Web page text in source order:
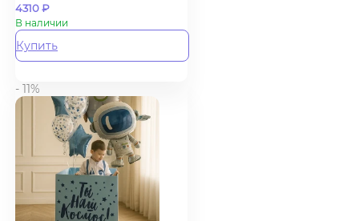
4310₽
В наличии
Купить
- 11%